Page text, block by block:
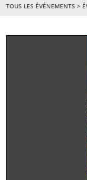
TOUS LES ÉVÉNEMENTS >